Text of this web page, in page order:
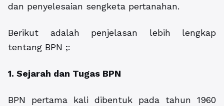
dan penyelesaian sengketa pertanahan.
Berikut adalah penjelasan lebih lengkap
tentang BPN ;:
1. Sejarah dan Tugas BPN
BPN pertama kali dibentuk pada tahun 1960